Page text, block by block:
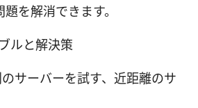
を解消できます。
ルと解決策
サーバーを試す、近距離のサ